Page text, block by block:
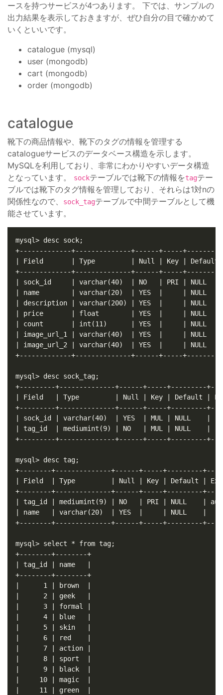
ースを持つサービスが4つあります。 下では、サンプルの
出力結果を表示しておきますが、ぜひ自分の目で確かめて
いくといいです。
catalogue (mysql)
user (mongodb)
cart (mongodb)
order (mongodb)
catalogue
靴下の商品情報や、靴下のタグの情報を管理する
catalogueサービスのデータベース構造を示します。
MySQLを利用しており、非常にわかりやすいデータ構造
となっています。
sockテーブルでは靴下の情報をtagテー
ブルでは靴下のタグ情報を管理しており、それらは1対nの
関係性なので、
sock_tagテーブルで中間テーブルとして機
能させています。